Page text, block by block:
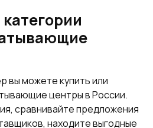
вы можете купить или
центры в России.
сравнивайте предложения
находите выгодные